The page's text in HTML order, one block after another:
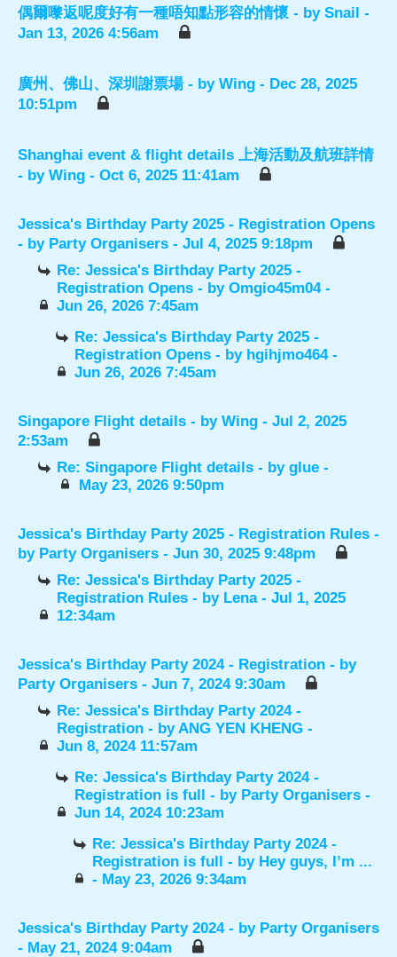
偶爾嚟返呢度好有一種唔知點形容的情懷 - by Snail -
Jan 13, 2026 4:56am
廣州、佛山、深圳謝票場 - by Wing - Dec 28, 2025
10:51pm
Shanghai event & flight details 上海活動及航班詳情
- by Wing - Oct 6, 2025 11:41am
Jessica's Birthday Party 2025 - Registration Opens
- by Party Organisers - Jul 4, 2025 9:18pm
Re: Jessica's Birthday Party 2025 -
Registration Opens - byOmgio45m04-
Jun 26, 2026 7:45am
Re: Jessica's Birthday Party 2025 -
Registration Opens - by hgihjmo464-
Jun 26, 2026 7:45am
Singapore Flight details - by Wing - Jul 2, 2025
2:53am
Re: Singapore Flight details - byglue -
May 23, 2026 9:50pm
Jessica's Birthday Party 2025 - Registration Rules -
by Party Organisers - Jun 30, 2025 9:48pm
Re: Jessica's Birthday Party 2025 -
Registration Rules - by Lena- Jul 1, 2025
12:34am
Jessica's Birthday Party 2024 - Registration - by
Party Organisers - Jun 7, 2024 9:30am
Re: Jessica's Birthday Party 2024 -
Registration - byANG YEN KHENG -
Jun 8, 2024 11:57am
Re: Jessica's Birthday Party 2024 -
Registration is full - by Party Organisers -
Jun 14, 2024 10:23am
Re: Jessica's Birthday Party 2024 -
Registration is full - by Hey guys, I’m ...
- May 23, 2026 9:34am
Jessica's Birthday Party 2024 - by Party Organisers
- May 21, 2024 9:04am